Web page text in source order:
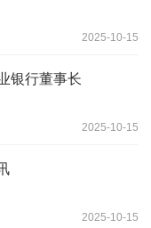
2025-10-15
银行董事长
2025-10-15
2025-10-15